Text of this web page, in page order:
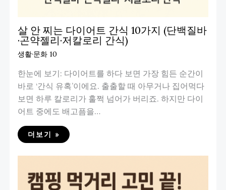
살 안 찌는 다이어트 간식 10가지 (단백질바
·곤약젤리·저칼로리 간식)
생활·문화 10
한눈에 보기: 다이어트를 하다 보면 가장 힘든 순간이
바로 ‘간식 유혹’이에요. 출출할 때 아무거나 집어먹다
보면 하루 칼로리가 훌쩍 넘어가 버리죠. 하지만 다이
어트 중에도 배고픔을…
더보기 »